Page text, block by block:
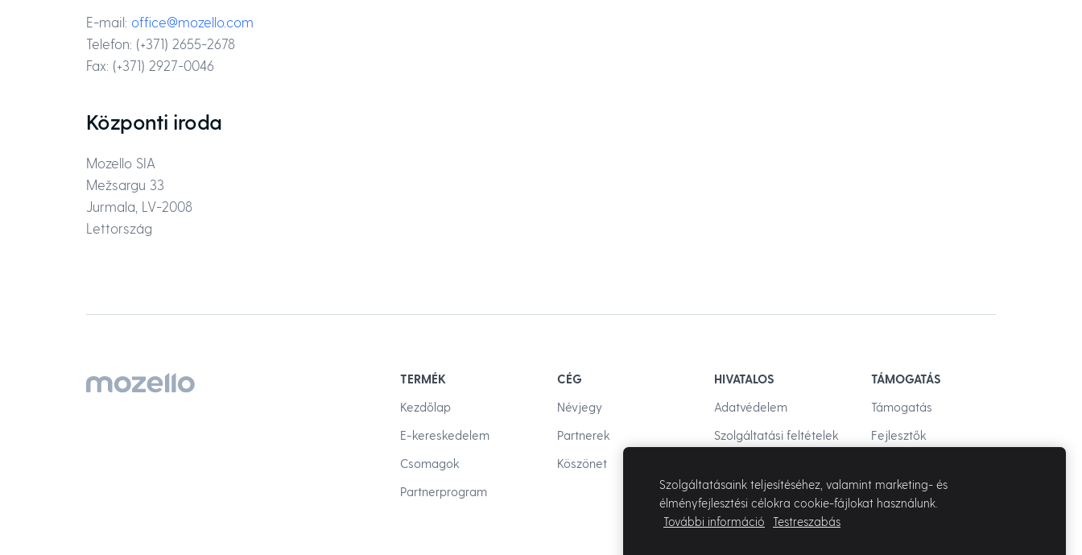
E-mail: office@mozello.com
Telefon: (+371) 2655-2678
Fax: (+371) 2927-0046
Központi iroda
Mozello SIA
Mežsargu 33
Jurmala, LV-2008
Lettország
TERMÉK
Kezdőlap
E-kereskedelem
Csomagok
Partnerprogram
CÉG
Névjegy
Partnerek
Köszönet
HIVATALOS
Adatvédelem
Szolgáltatási feltételek
TÁMOGATÁS
Támogatás
Fejlesztők
Szolgáltatásaink teljesítéséhez, valamint marketing- és
élményfejlesztési célokra cookie-fájlokat használunk.
További információ
Testreszabás